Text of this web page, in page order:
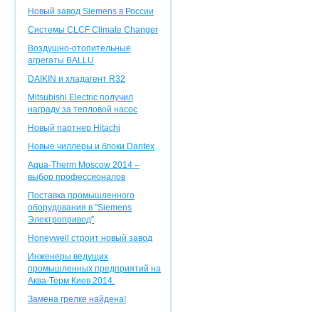
Новый завод Siemens в России
Системы CLCF Climate Changer
Воздушно-отопительные
агрегаты BALLU
DAIKIN и хладагент R32
Mitsubishi Electric получил
награду за тепловой насос
Новый партнер Hitachi
Новые чиллеры и блоки Dantex
Aqua-Therm Moscow 2014 –
выбор профессионалов
Поставка промышленного
оборудования в "Siemens
Электропривод"
Honeywell строит новый завод
Инженеры ведущих
промышленных предприятий на
Аква-Терм Киев 2014.
Замена грелке найдена!